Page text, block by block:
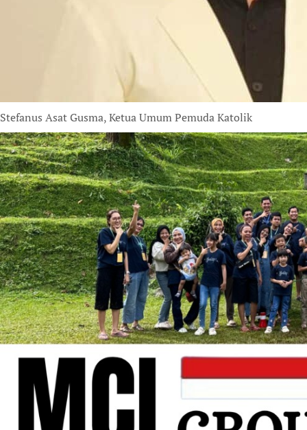
Stefanus Asat Gusma, Ketua Umum Pemuda Katolik